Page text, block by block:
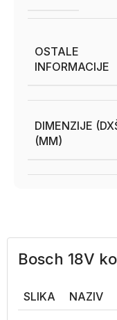
OSTALE
INFORMACIJE
DIMENZIJE
(MM)
Bosch 18V
SLIKA NAZIV